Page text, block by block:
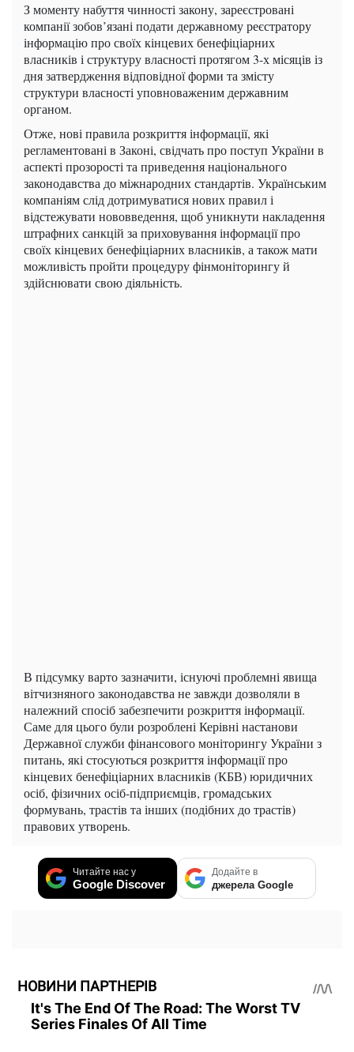
З моменту набуття чинності закону, зареєстровані
компанії зобов’язані подати державному реєстратору
інформацію про своїх кінцевих бенефіціарних
власників і структуру власності протягом 3-х місяців із
дня затвердження відповідної форми та змісту
структури власності уповноваженим державним
органом.
Отже, нові правила розкриття інформації, які
регламентовані в Законі, свідчать про поступ України в
аспекті прозорості та приведення національного
законодавства до міжнародних стандартів. Українським
компаніям слід дотримуватися нових правил і
відстежувати нововведення, щоб уникнути накладення
штрафних санкцій за приховування інформації про
своїх кінцевих бенефіціарних власників, а також мати
можливість пройти процедуру фінмоніторингу й
здійснювати свою діяльність.
В підсумку варто зазначити, існуючі проблемні явища
вітчизняного законодавства не завжди дозволяли в
належний спосіб забезпечити розкриття інформації.
Саме для цього були розроблені Керівні настанови
Державної служби фінансового моніторингу України з
питань, які стосуються розкриття інформації про
кінцевих бенефіціарних власників (КБВ) юридичних
осіб, фізичних осіб-підприємців, громадських
формувань, трастів та інших (подібних до трастів)
правових утворень.
Читайте нас у
Google Discover
Додайте в
джерела Google
НОВИНИ ПАРТНЕРІВ
It's The End Of The Road: The Worst TV
Series Finales Of All Time